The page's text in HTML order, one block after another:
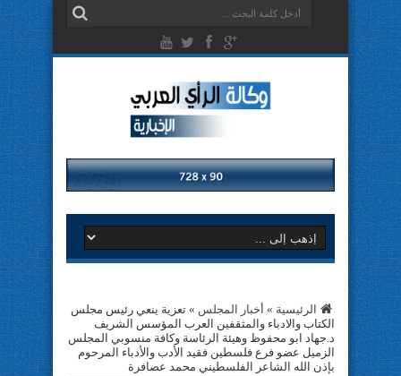
الرئيسية » أخبار المجلس » تعزية ينعي رئيس مجلس
الكتاب والادباء والمثقفين العرب المؤسس الشريف
د.جهاد ابو محفوظ وهيئة الرئاسة وكافة منسوبي المجلس
الزميل عضو فرع فلسطين فقيد الأدب والأدباء المرحوم
بإذن الله الشاعر الفلسطيني محمد عصافرة